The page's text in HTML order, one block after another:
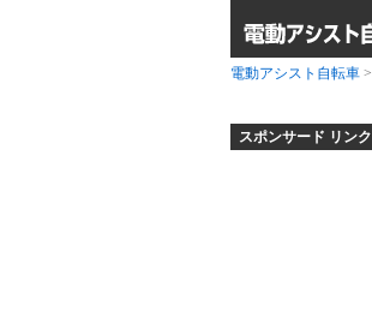
電動アシスト自転車 >
スポンサード リンク